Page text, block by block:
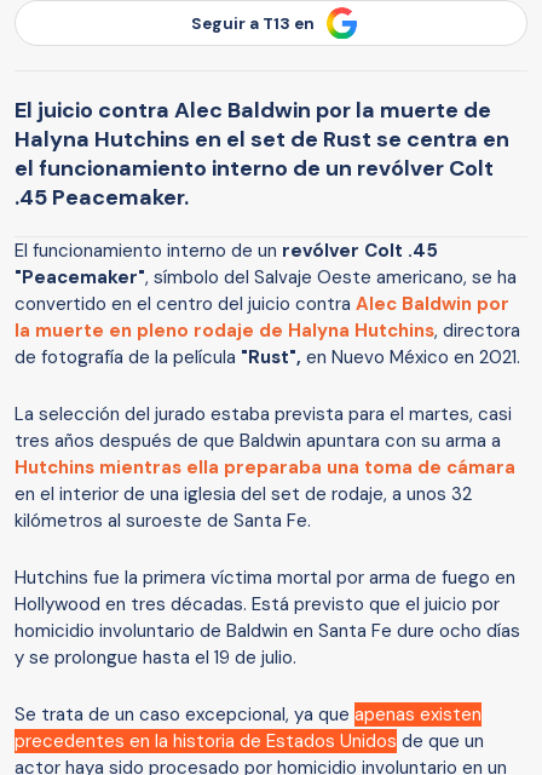
Seguir a T13 en
El juicio contra Alec Baldwin por la muerte de
Halyna Hutchins en el set de Rust se centra en
el funcionamiento interno de un revólver Colt
.45 Peacemaker.
El funcionamiento interno de un revólver Colt .45
"Peacemaker", símbolo del Salvaje Oeste americano, se ha
convertido en el centro del juicio contra Alec Baldwin por
la muerte en pleno rodaje de Halyna Hutchins, directora
de fotografía de la película "Rust", en Nuevo México en 2021.
La selección del jurado estaba prevista para el martes, casi
tres años después de que Baldwin apuntara con su arma a
Hutchins mientras ella preparaba una toma de cámara
en el interior de una iglesia del set de rodaje, a unos 32
kilómetros al suroeste de Santa Fe.
Hutchins fue la primera víctima mortal por arma de fuego en
Hollywood en tres décadas. Está previsto que el juicio por
homicidio involuntario de Baldwin en Santa Fe dure ocho días
y se prolongue hasta el 19 de julio.
Se trata de un caso excepcional, ya que apenas existen
precedentes en la historia de Estados Unidos de que un
actor haya sido procesado por homicidio involuntario en un